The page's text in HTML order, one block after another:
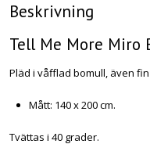
Beskrivning
Tell Me More Miro
Pläd i våfflad bomull, även
Mått: 140 x 200 cm.
Tvättas i 40 grader.